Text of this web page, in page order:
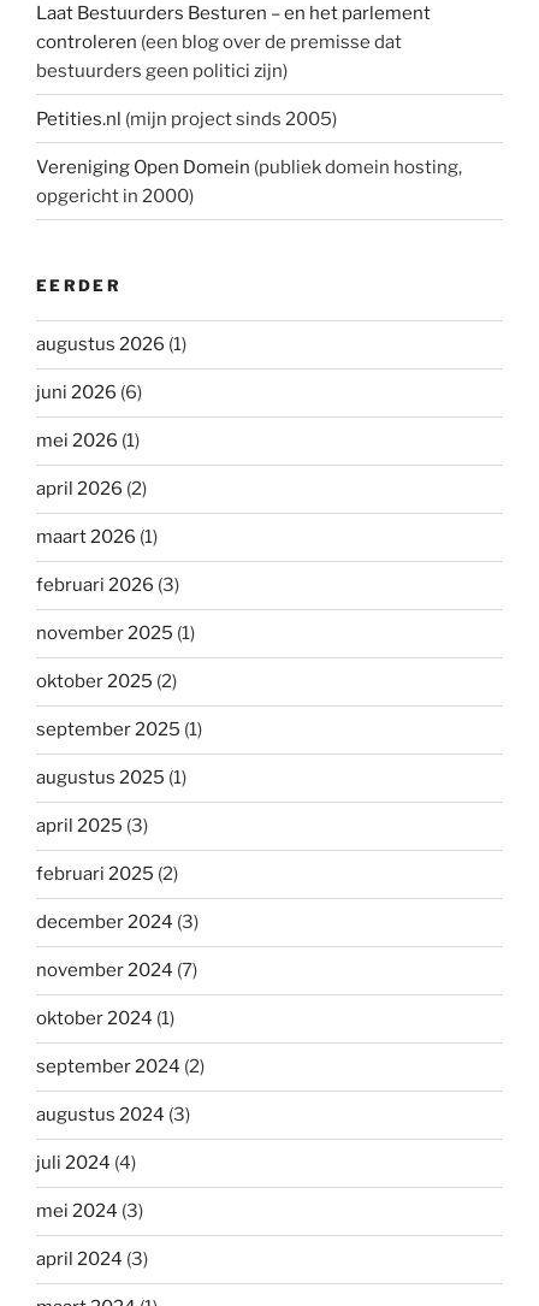
Laat Bestuurders Besturen – en het parlement
controleren (een blog over de premisse dat
bestuurders geen politici zijn)
Petities.nl (mijn project sinds 2005)
Vereniging Open Domein (publiek domein hosting,
opgericht in 2000)
EERDER
augustus 2026 (1)
juni 2026 (6)
mei 2026 (1)
april 2026 (2)
maart 2026 (1)
februari 2026 (3)
november 2025 (1)
oktober 2025 (2)
september 2025 (1)
augustus 2025 (1)
april 2025 (3)
februari 2025 (2)
december 2024 (3)
november 2024 (7)
oktober 2024 (1)
september 2024 (2)
augustus 2024 (3)
juli 2024 (4)
mei 2024 (3)
april 2024 (3)